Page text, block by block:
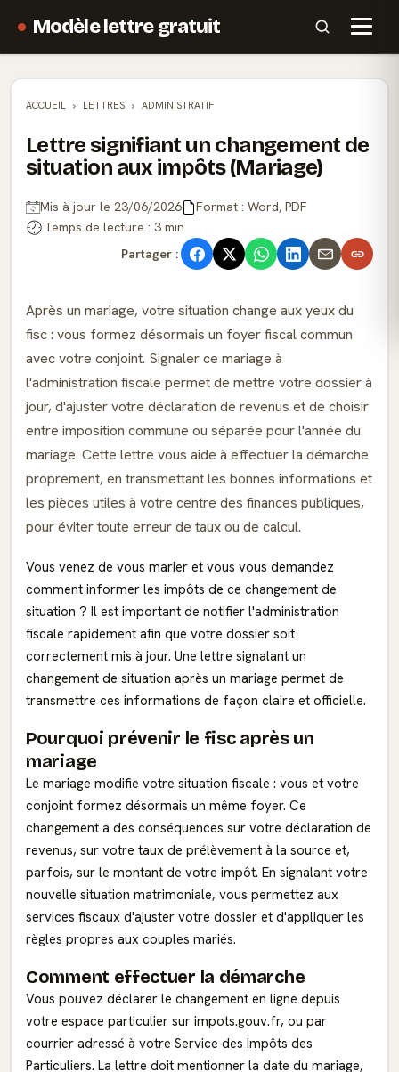
Modèle lettre gratuit
ACCUEIL LETTRES ADMINISTRATIF
Lettre signifiant un changement de
situation aux impôts (Mariage)
Mis à jour le 23/06/2026
Format : Word, PDF
Temps de lecture : 3 min
Partager :
Après un mariage, votre situation change aux yeux du
fisc : vous formez désormais un foyer fiscal commun
avec votre conjoint. Signaler ce mariage à
l'administration fiscale permet de mettre votre dossier à
jour, d'ajuster votre déclaration de revenus et de choisir
entre imposition commune ou séparée pour l'année du
mariage. Cette lettre vous aide à effectuer la démarche
proprement, en transmettant les bonnes informations et
les pièces utiles à votre centre des finances publiques,
pour éviter toute erreur de taux ou de calcul.
Vous venez de vous marier et vous vous demandez
comment informer les impôts de ce changement de
situation ? Il est important de notifier l'administration
fiscale rapidement afin que votre dossier soit
correctement mis à jour. Une lettre signalant un
changement de situation après un mariage permet de
transmettre ces informations de façon claire et officielle.
Pourquoi prévenir le fisc après un
mariage
Le mariage modifie votre situation fiscale : vous et votre
conjoint formez désormais un même foyer. Ce
changement a des conséquences sur votre déclaration de
revenus, sur votre taux de prélèvement à la source et,
parfois, sur le montant de votre impôt. En signalant votre
nouvelle situation matrimoniale, vous permettez aux
services fiscaux d'ajuster votre dossier et d'appliquer les
règles propres aux couples mariés.
Comment effectuer la démarche
Vous pouvez déclarer le changement en ligne depuis
votre espace particulier sur impots.gouv.fr, ou par
courrier adressé à votre Service des Impôts des
Particuliers. La lettre doit mentionner la date du mariage,